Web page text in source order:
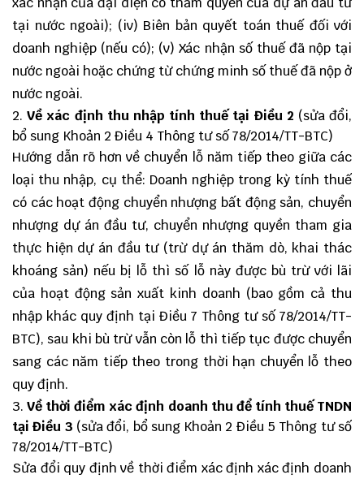
tại nước ngoài); (iv) Biên bản quyết toán thuế đối với
doanh nghiệp (nếu có); (v) Xác nhận số thuế đã nộp tại
nước ngoài hoặc chứng từ chứng minh số thuế đã nộp ở
nước ngoài.
Về xác định thu nhập tính thuế tại Điều 2 (sửa đổi,
bổ sung Khoản 2 Điều 4 Thông tư số 78/2014/TT-BTC)
Hướng dẫn rõ hơn về chuyển lỗ năm tiếp theo giữa các
loại thu nhập, cụ thể: Doanh nghiệp trong kỳ tính thuế
có các hoạt động chuyển nhượng bất động sản, chuyển
nhượng dự án đầu tư, chuyển nhượng quyền tham gia
thực hiện dự án đầu tư (trừ dự án thăm dò, khai thác
khoáng sản) nếu bị lỗ thì số lỗ này được bù trừ với lãi
của hoạt động sản xuất kinh doanh (bao gồm cả thu
nhập khác quy định tại Điều 7 Thông tư số 78/2014/TT-
BTC), sau khi bù trừ vẫn còn lỗ thì tiếp tục được chuyển
sang các năm tiếp theo trong thời hạn chuyển lỗ theo
quy định.
Về thời điểm xác định doanh thu để tính thuế TNDN
tại Điều 3 (sửa đổi, bổ sung Khoản 2 Điều 5 Thông tư số
78/2014/TT-BTC)
Sửa đổi quy định về thời điểm xác định xác định doanh